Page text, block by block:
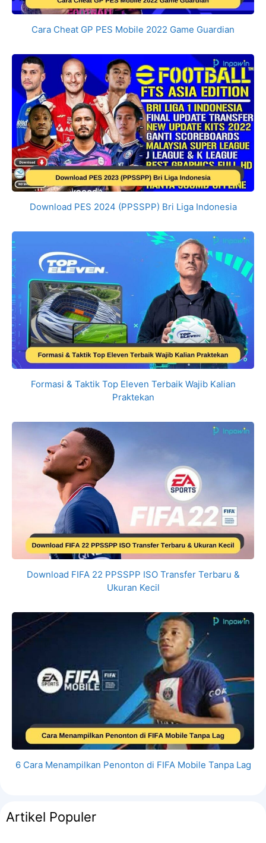
Cara Cheat GP PES Mobile 2022 Game Guardian
Download PES 2024 (PPSSPP) Bri Liga Indonesia
Formasi & Taktik Top Eleven Terbaik Wajib Kalian
Praktekan
Download FIFA 22 PPSSPP ISO Transfer Terbaru &
Ukuran Kecil
6 Cara Menampilkan Penonton di FIFA Mobile Tanpa Lag
Artikel Populer